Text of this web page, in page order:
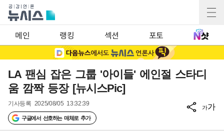
메인 랭킹 섹션 포토
LA 팬심 잡은 그룹 '아이들' 에인절 스타디
움 깜짝 등장 [뉴시스Pic]
기사등록 2025/08/05 13:32:39
구글에서 선호하는 매체로 추가
가가